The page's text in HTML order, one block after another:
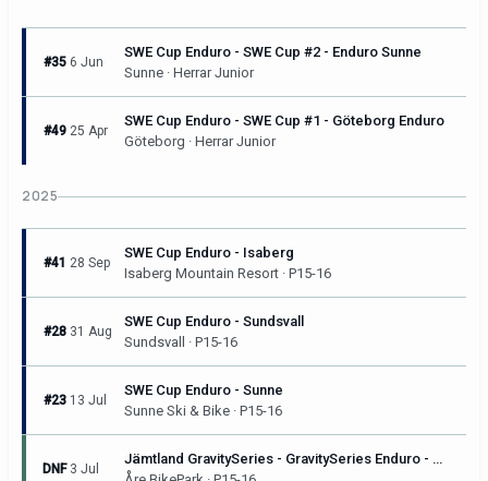
#35 6 Jun
SWE Cup Enduro - SWE Cup #2 - Enduro Sunne
Sunne · Herrar Junior
#49 25 Apr
SWE Cup Enduro - SWE Cup #1 - Göteborg Enduro
Göteborg · Herrar Junior
2025
#41 28 Sep
SWE Cup Enduro - Isaberg
Isaberg Mountain Resort · P15-16
#28 31 Aug
SWE Cup Enduro - Sundsvall
Sundsvall · P15-16
#23 13 Jul
SWE Cup Enduro - Sunne
Sunne Ski & Bike · P15-16
DNF 3 Jul
Jämtland GravitySeries - GravitySeries Enduro - Åre Bike Festival